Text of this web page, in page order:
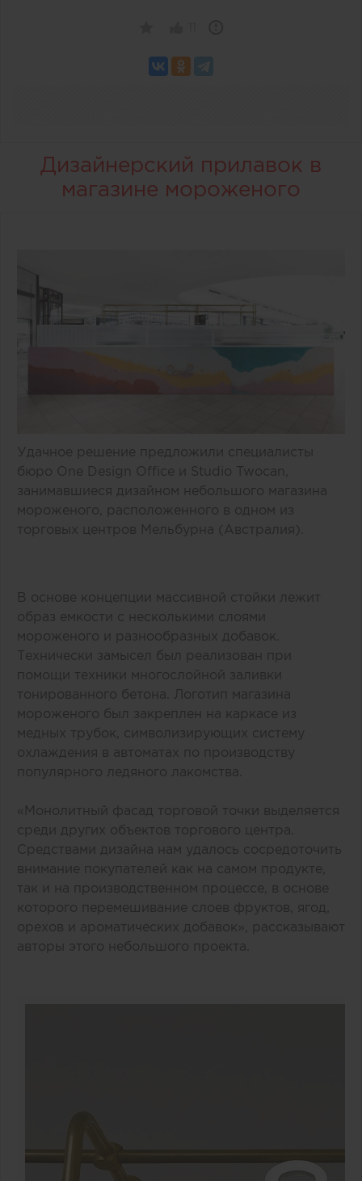
Дизайнерский прилавок в
магазине мороженого
Удачное решение предложили специалисты
бюро One Design Office и Studio Twocan,
занимавшиеся дизайном небольшого магазина
мороженого, расположенного в одном из
торговых центров Мельбурна (Австралия).
В основе концепции массивной стойки лежит
образ емкости с несколькими слоями
мороженого и разнообразных добавок.
Технически замысел был реализован при
помощи техники многослойной заливки
тонированного бетона. Логотип магазина
мороженого был закреплен на каркасе из
медных трубок, символизирующих систему
охлаждения в автоматах по производству
популярного ледяного лакомства.
«Монолитный фасад торговой точки выделяется
среди других объектов торгового центра.
Средствами дизайна нам удалось сосредоточить
внимание покупателей как на самом продукте,
так и на производственном процессе, в основе
которого перемешивание слоев фруктов, ягод,
орехов и ароматических добавок», рассказывают
авторы этого небольшого проекта.